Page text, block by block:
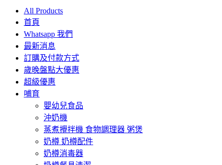
All Products
首頁
Whatsapp 我們
最新消息
訂購及付款方式
歲晚盤點大優惠
超級優惠
哺育
嬰幼兒食品
沖奶機
蒸煮攪拌機 食物調理器 粥煲
奶樽 奶樽配件
奶樽消毒器